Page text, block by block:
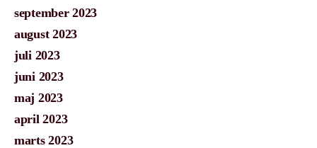
september 2023
august 2023
juli 2023
juni 2023
maj 2023
april 2023
marts 2023